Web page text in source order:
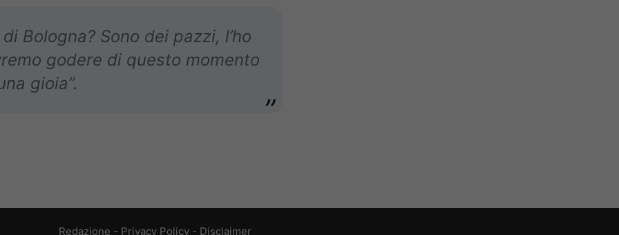
Bologna? Sono dei pazzi, l’ho
godere di questo momento
gioia”.
Redazione - Privacy Policy- Disclaimer